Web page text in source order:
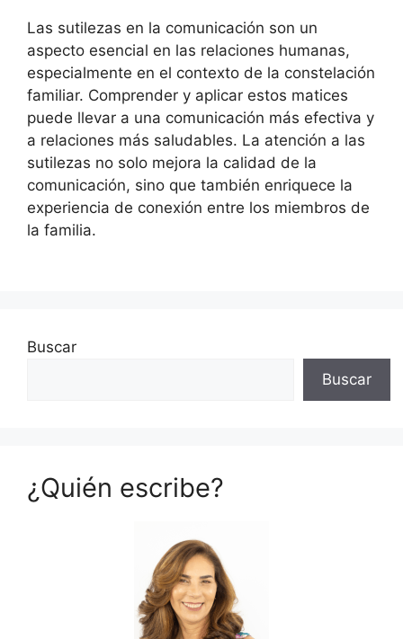
Las sutilezas en la comunicación son un
aspecto esencial en las relaciones humanas,
especialmente en el contexto de la constelación
familiar. Comprender y aplicar estos matices
puede llevar a una comunicación más efectiva y
a relaciones más saludables. La atención a las
sutilezas no solo mejora la calidad de la
comunicación, sino que también enriquece la
experiencia de conexión entre los miembros de
la familia.
Buscar
Buscar
¿Quién escribe?